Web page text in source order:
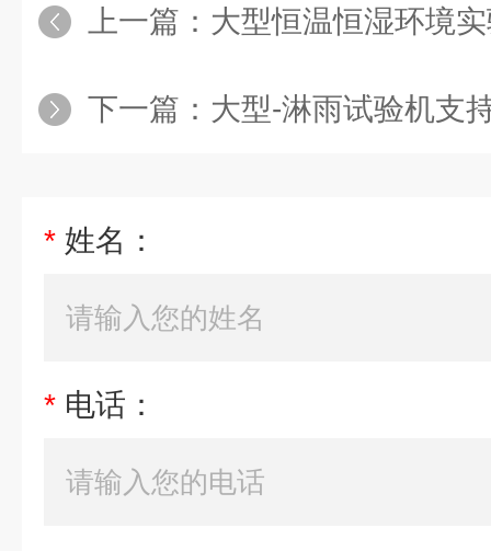
上一篇： 大型恒温恒湿环境
下一篇： 大型-淋雨试验机支
* 姓名：
* 电话：